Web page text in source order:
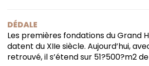
DÉDALE
Les premières fondations du Grand
datent du XIIe siècle. Aujourd’hui,
retrouvé, il s’étend sur 51?500?m2